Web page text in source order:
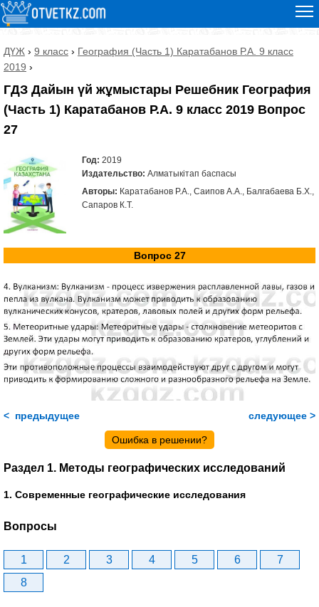
ДҮЖ › 9 класс › География (Часть 1) Каратабанов Р.А. 9 класс
2019 ›
ГДЗ Дайын үй жұмыстары Решебник География
(Часть 1) Каратабанов Р.А. 9 класс 2019 Вопрос
27
Год: 2019
Издательство: Алматыкітап баспасы
Авторы: Каратабанов Р.А., Саипов А.А., Балгабаева Б.Х.,
Сапаров К.Т.
Вопрос 27
< предыдущее следующее >
Ошибка в решении?
Раздел 1. Методы географических исследований
1. Современные географические исследования
Вопросы
1 2 3 4 5 6
7
8